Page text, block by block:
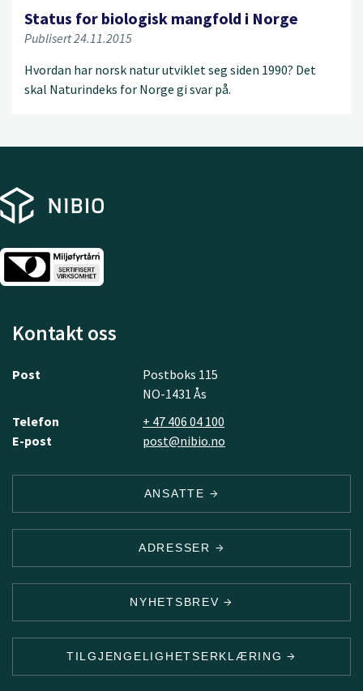
Status for biologisk mangfold i Norge
Publisert 24.11.2015
Hvordan har norsk natur utviklet seg siden 1990? Det
skal Naturindeks for Norge gi svar på.
Kontakt oss
Post
Postboks 115
NO-1431 Ås
Telefon
+ 47 406 04 100
E-post
post@nibio.no
ANSATTE
ADRESSER
NYHETSBREV
TILGJENGELIGHETSERKLÆRING